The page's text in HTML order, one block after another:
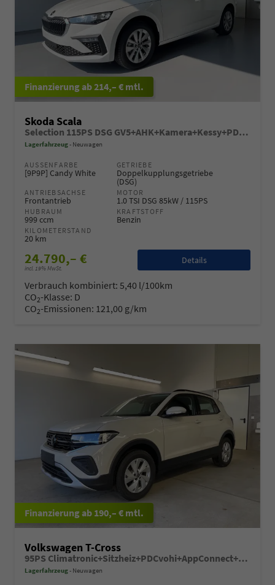
ab 214,– € mtl.
Skoda Scala
Selection 115PS DSG GV5+AHK+Kamera+Kessy+PDC+Sitzheiz+Alu16+Climatronic
Lagerfahrzeug Neuwagen
AUSSENFARBE
[9P9P] Candy White
GETRIEBE
Doppelkupplungsgetriebe
(DSG)
ANTRIEBSACHSE
Frontantrieb
MOTOR
1.0 TSI DSG 85kW / 115PS
HUBRAUM
999 ccm
KRAFTSTOFF
Benzin
KILOMETERSTAND
20 km
24.790,– €
incl. 19% MwSt.
Details
Verbrauch kombiniert: 5,40 l/100km
CO2-Klasse: D
CO2-Emissionen: 121,00 g/km
ab 190,– € mtl.
Volkswagen T-Cross
95PS Climatronic+Sitzheiz+PDCvohi+AppConnect+Side+TravelAssist+ACC
Lagerfahrzeug Neuwagen